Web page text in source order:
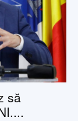
să